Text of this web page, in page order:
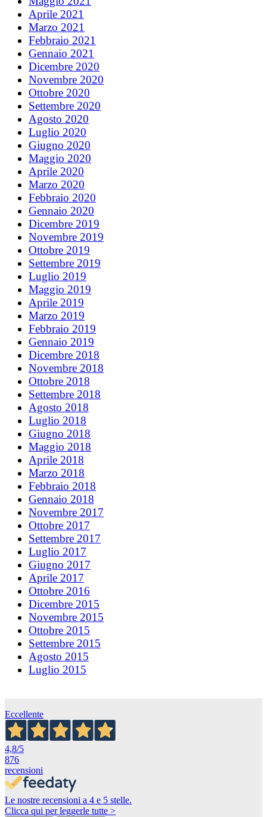
Aprile 2021
Marzo 2021
Febbraio 2021
Gennaio 2021
Dicembre 2020
Novembre 2020
Ottobre 2020
Settembre 2020
Agosto 2020
Luglio 2020
Giugno 2020
Maggio 2020
Aprile 2020
Marzo 2020
Febbraio 2020
Gennaio 2020
Dicembre 2019
Novembre 2019
Ottobre 2019
Settembre 2019
Luglio 2019
Maggio 2019
Aprile 2019
Marzo 2019
Febbraio 2019
Gennaio 2019
Dicembre 2018
Novembre 2018
Ottobre 2018
Settembre 2018
Agosto 2018
Luglio 2018
Giugno 2018
Maggio 2018
Aprile 2018
Marzo 2018
Febbraio 2018
Gennaio 2018
Novembre 2017
Ottobre 2017
Settembre 2017
Luglio 2017
Giugno 2017
Aprile 2017
Ottobre 2016
Dicembre 2015
Novembre 2015
Ottobre 2015
Settembre 2015
Agosto 2015
Luglio 2015
Eccellente
4,8/5
876
recensioni
Le nostre recensioni a 4 e 5 stelle.
Clicca qui per leggerle tutte >